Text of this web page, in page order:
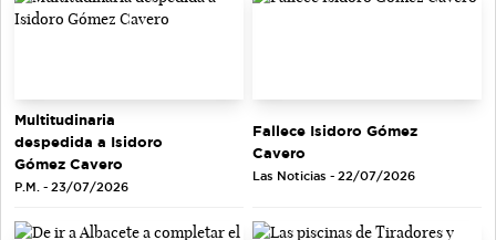
Multitudinaria
despedida a Isidoro
Gómez Cavero
P.M. - 23/07/2026
Fallece Isidoro Gómez
Cavero
Las Noticias - 22/07/2026